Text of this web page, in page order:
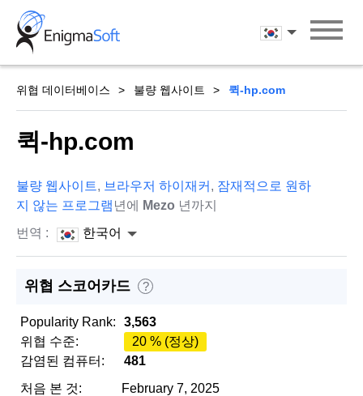
Skip
content
한국어
위협 데이터베이스 불량 웹사이트 퀵-hp.com
퀵-hp.com
불량 웹사이트, 브라우저 하이재커 , 잠재적으로 원하
지 않는 프로그램 년에 Mezo 년까지
번역 :
한국어
위협 스코어카드 ?
Popularity Rank:
3,563
위협 수준:
20 % (정상)
감염된 컴퓨터:
481
처음 본 것:
February 7, 2025